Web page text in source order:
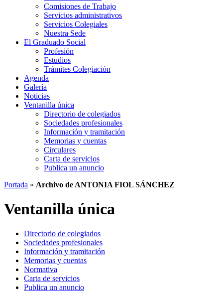
Comisiones de Trabajo
Servicios administrativos
Servicios Colegiales
Nuestra Sede
El Graduado Social
Profesión
Estudios
Trámites Colegiación
Agenda
Galería
Noticias
Ventanilla única
Directorio de colegiados
Sociedades profesionales
Información y tramitación
Memorias y cuentas
Circulares
Carta de servicios
Publica un anuncio
Portada » Archivo de ANTONIA FIOL SÁNCHEZ
Ventanilla única
Directorio de colegiados
Sociedades profesionales
Información y tramitación
Memorias y cuentas
Normativa
Carta de servicios
Publica un anuncio